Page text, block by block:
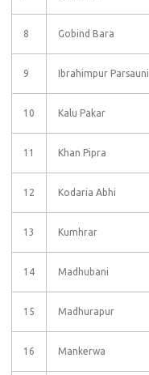
8 Gobind Bara
9 Ibrahimpur Parsauni
10 Kalu Pakar
11 Khan Pipra
12 Kodaria Abhi
13 Kumhrar
14 Madhubani
15 Madhurapur
16 Mankerwa